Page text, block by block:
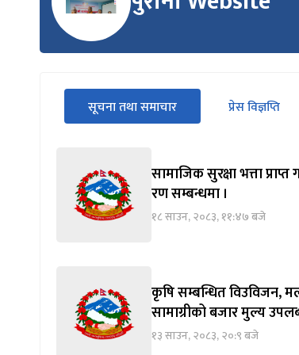
सीधा
पहिलो
जानुहोस्
सूचना तथा समाचार
(सक्रिय ट्याब)
प्रेस विज्ञप्ति
सामाजिक सुरक्षा भत्ता
रण सम्बन्धमा ।
१८ साउन, २०८३, ११:४७ बजे
कृषि सम्बन्धित विउविजन,
सामाग्रीको बजार मुल्य
१३ साउन, २०८३, २०:९ बजे